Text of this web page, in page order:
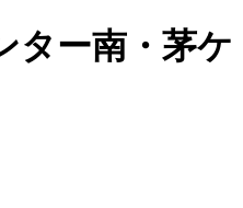
ター南・茅ケ